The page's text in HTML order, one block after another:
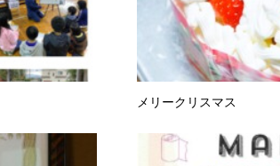
メリークリスマス